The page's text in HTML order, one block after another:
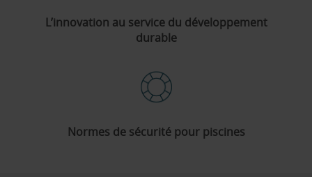
L’innovation au service du développement
durable
Normes de sécurité pour piscines